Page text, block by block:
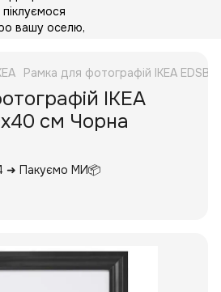
Рамка для фотографій IKEA
IKEA
см Чорна
➜ Пакуємо МИ📦